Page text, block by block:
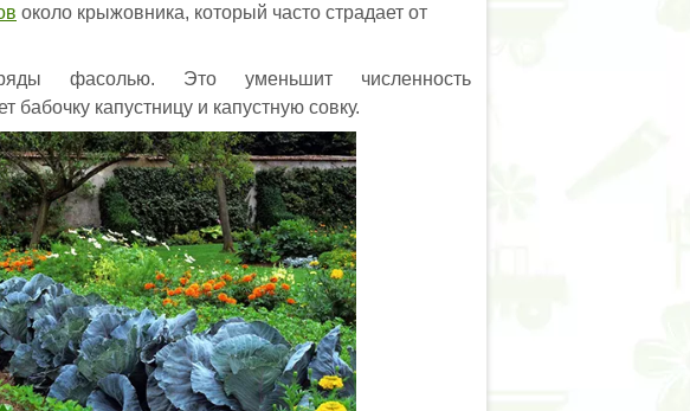
около крыжовника, который часто страдает от
фасолью. Это уменьшит численность
бабочку капустницу и капустную совку.